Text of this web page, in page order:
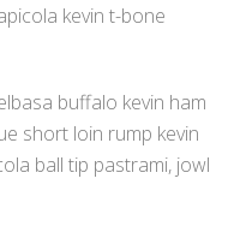
kevin t-bone
buffalo kevin ham
short loin rump kevin
ball tip pastrami, jowl